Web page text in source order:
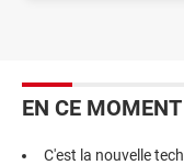
EN CE MOMENT
C'est la nouvelle